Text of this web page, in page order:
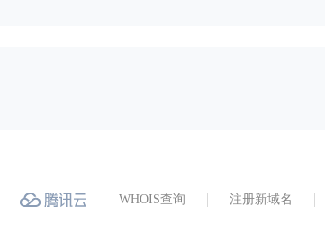
WHOIS查询 注册新域名